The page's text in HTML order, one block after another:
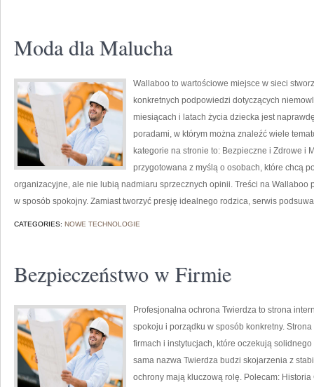
Moda dla Malucha
Wallaboo to wartościowe miejsce w sieci
konkretnych podpowiedzi dotyczących
miesiącach i latach życia dziecka jest
poradami, w którym można znaleźć wiele
kategorie na stronie to: Bezpieczne i Zdrowe i
przygotowana z myślą o osobach, które chcą
organizacyjne, ale nie lubią nadmiaru sprzecznych opinii. Treści na
w sposób spokojny. Zamiast tworzyć presję idealnego rodzica, serwis podsuwa
CATEGORIES: NOWE TECHNOLOGIE
Bezpieczeństwo w Firmie
Profesjonalna ochrona Twierdza to strona
spokoju i porządku w sposób konkretny.
firmach i instytucjach, które oczekują
sama nazwa Twierdza budzi skojarzenia z
ochrony mają kluczową rolę. Polecam: